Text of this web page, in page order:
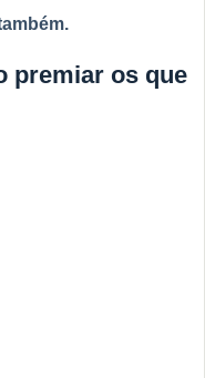
premiar os que